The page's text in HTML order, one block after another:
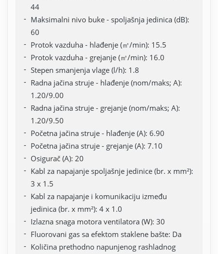
44
Maksimalni nivo buke - spoljašnja jedinica (dB):
60
Protok vazduha - hlađenje (㎥/min): 15.5
Protok vazduha - grejanje (㎥/min): 16.0
Stepen smanjenja vlage (l/h): 1.8
Radna jačina struje - hlađenje (nom/maks; A):
1.20/9.00
Radna jačina struje - grejanje (nom/maks; A):
1.20/9.50
Početna jačina struje - hlađenje (A): 6.90
Početna jačina struje - grejanje (A): 7.10
Osigurač (A): 20
Kabl za napajanje spoljašnje jedinice (br. x mm²):
3 x 1.5
Kabl za napajanje i komunikaciju između
jedinica (br. x mm²): 4 x 1.0
Izlazna snaga motora ventilatora (W): 30
Fluorovani gas sa efektom staklene bašte: Da
Količina prethodno napunjenog rashladnog